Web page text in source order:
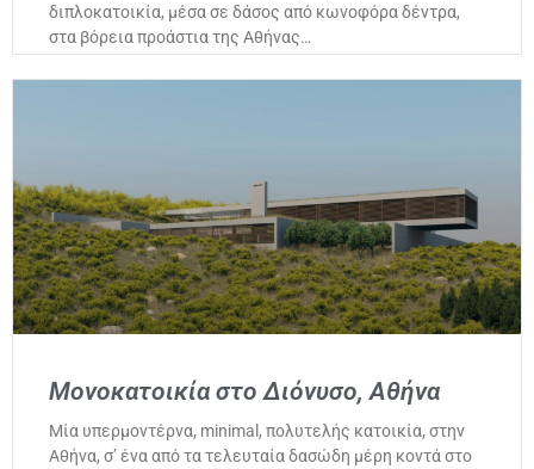
διπλοκατοικία, μέσα σε δάσος από κωνοφόρα δέντρα,
στα βόρεια προάστια της Αθήνας…
Μονοκατοικία στο Διόνυσο, Αθήνα
Μία υπερμοντέρνα, minimal, πολυτελής κατοικία, στην
Αθήνα, σ’ ένα από τα τελευταία δασώδη μέρη κοντά στο